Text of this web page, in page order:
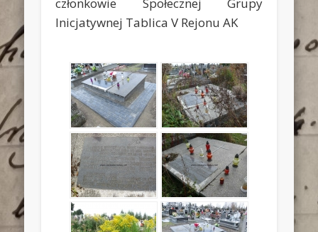
Inicjatywnej Tablica V Rejonu AK